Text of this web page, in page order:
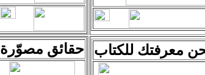
حقائق مصوّرة معرفتك للكتاب